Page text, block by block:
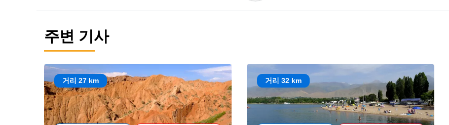
주변 기사
거리 27 km 거리 32 km